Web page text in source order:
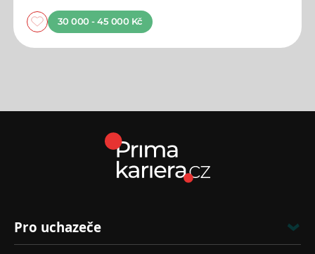
30 000 - 45 000 Kč
Pro uchazeče